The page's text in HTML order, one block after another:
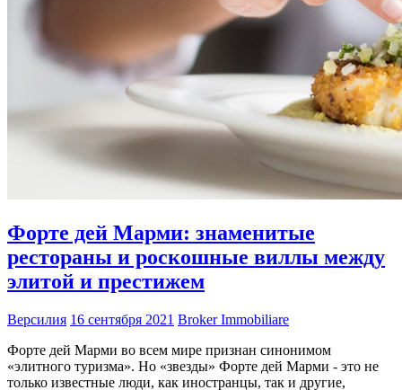
Форте дей Марми: знаменитые
рестораны и роскошные виллы между
элитой и престижем
Версилия 16 сентября 2021 Broker Immobiliare
Форте дей Марми во всем мире признан синонимом
«элитного туризма». Но «звезды» Форте дей Марми - это не
только известные люди, как иностранцы, так и другие,